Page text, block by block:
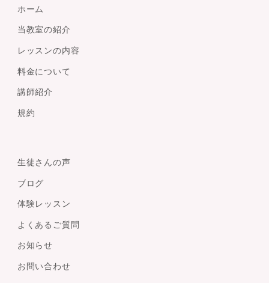
ホーム
当教室の紹介
レッスンの内容
料金について
講師紹介
規約
生徒さんの声
ブログ
体験レッスン
よくあるご質問
お知らせ
お問い合わせ